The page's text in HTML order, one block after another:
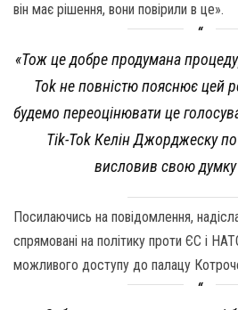
він має рішення, вони повірили в це».
«Тож це добре продумана
Tok не повністю пояснює цей
будемо переоцінювати це
Tik-Tok Келін Джорджеску
висловив свою
Посилаючись на повідомлення,
спрямовані на політику проти ЄС і
можливого доступу до палацу